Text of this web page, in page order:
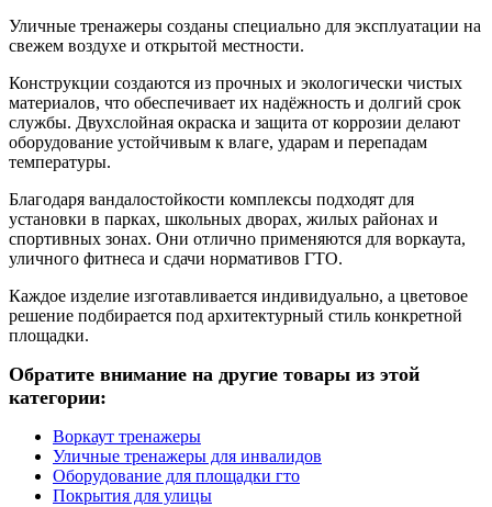
Уличные тренажеры созданы специально для эксплуатации на
свежем воздухе и открытой местности.
Конструкции создаются из прочных и экологически чистых
материалов, что обеспечивает их надёжность и долгий срок
службы. Двухслойная окраска и защита от коррозии делают
оборудование устойчивым к влаге, ударам и перепадам
температуры.
Благодаря вандалостойкости комплексы подходят для
установки в парках, школьных дворах, жилых районах и
спортивных зонах. Они отлично применяются для воркаута,
уличного фитнеса и сдачи нормативов ГТО.
Каждое изделие изготавливается индивидуально, а цветовое
решение подбирается под архитектурный стиль конкретной
площадки.
Обратите внимание на другие товары из этой
категории:
Воркаут тренажеры
Уличные тренажеры для инвалидов
Оборудование для площадки гто
Покрытия для улицы